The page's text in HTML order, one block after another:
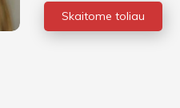
Skaitome toliau